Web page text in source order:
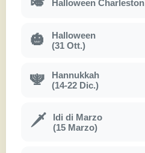
Halloween Charleston
🎃
Halloween
(31 Ott.)
🕎
Hannukkah
(14-22 Dic.)
🗡
Idi di Marzo
(15 Marzo)